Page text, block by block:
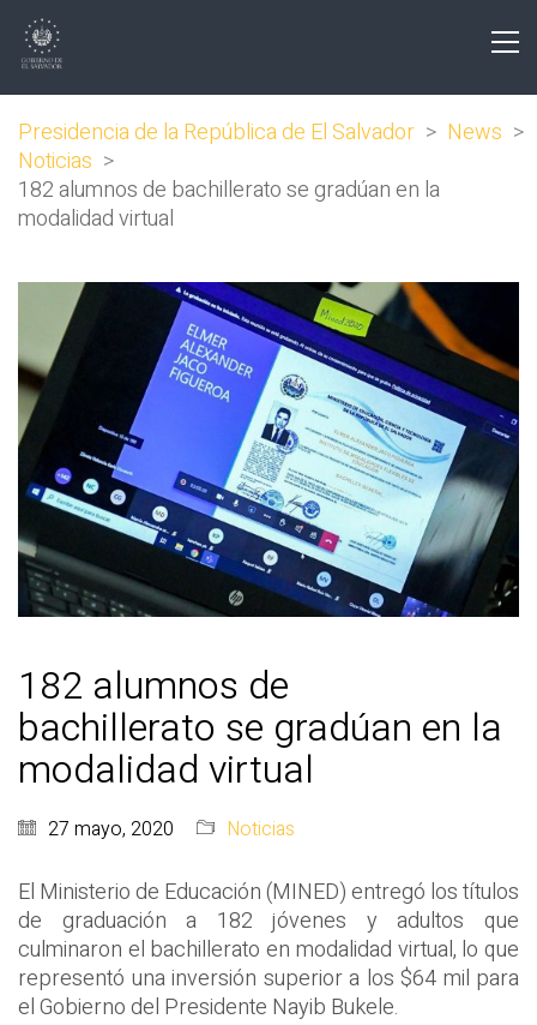
Presidencia de la República de El Salvador > News >
Noticias >
182 alumnos de bachillerato se gradúan en la
modalidad virtual
182 alumnos de
bachillerato se gradúan en la
modalidad virtual
27 mayo, 2020 Noticias
El Ministerio de Educación (MINED) entregó los títulos
de graduación a 182 jóvenes y adultos que
culminaron el bachillerato en modalidad virtual, lo que
representó una inversión superior a los $64 mil para
el Gobierno del Presidente Nayib Bukele.